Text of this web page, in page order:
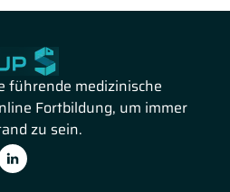
führende medizinische
Fortbildung, um immer
zu sein.